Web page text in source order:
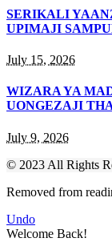
SERIKALI
UPIMAJI
July 15, 2026
WIZARA YA
UONGEZAJI
July 9, 2026
© 2023 All Rights
Removed from
Undo
Welcome Back!